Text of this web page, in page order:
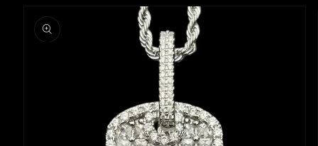
報にス
キップ